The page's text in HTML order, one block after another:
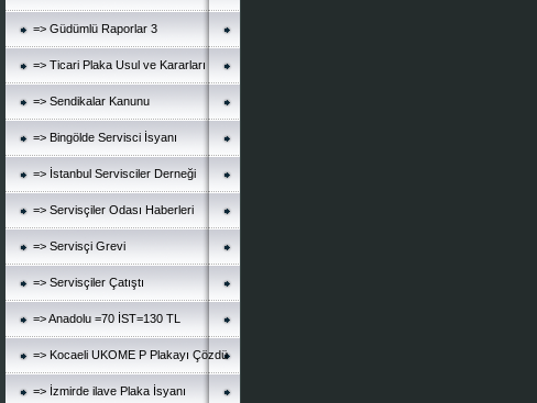
=> Güdümlü Raporlar 3
=> Ticari Plaka Usul ve Kararları
=> Sendikalar Kanunu
=> Bingölde Servisci İsyanı
=> İstanbul Servisciler Derneği
=> Servisçiler Odası Haberleri
=> Servisçi Grevi
=> Servisçiler Çatıştı
=> Anadolu =70 İST=130 TL
=> Kocaeli UKOME P Plakayı Çözdü
=> İzmirde ilave Plaka İsyanı